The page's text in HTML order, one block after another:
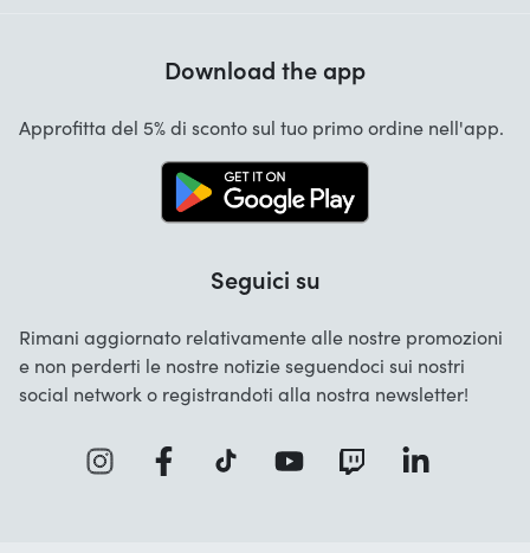
Startselect App
Download the app
Approfitta del 5% di sconto sul tuo primo ordine nell'app.
Seguici su
Rimani aggiornato relativamente alle nostre promozioni
e non perderti le nostre notizie seguendoci sui nostri
social network o registrandoti alla nostra newsletter!